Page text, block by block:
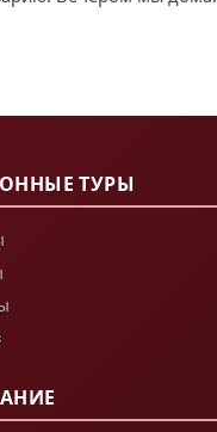
ТУРЫ